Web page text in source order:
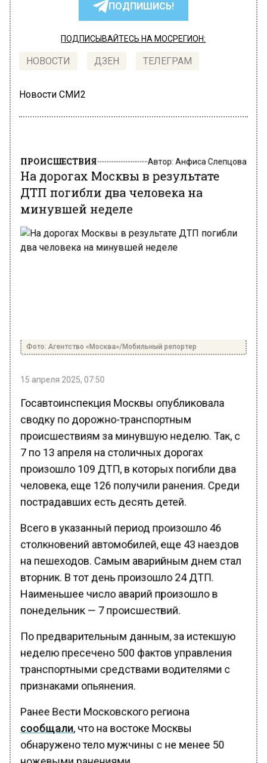
ПОДПИШИСЬ!
ПОДПИСЫВАЙТЕСЬ НА МОСРЕГИОН:
НОВОСТИ ДЗЕН ТЕЛЕГРАМ
Новости СМИ2
ПРОИСШЕСТВИЯ Автор: Анфиса Слепцова
На дорогах Москвы в результате
ДТП погибли два человека на
минувшей неделе
Фото: Агентство «Москва»/Мобильный репортер
15 апреля 2025, 07:50
Госавтоинспекция Москвы опубликовала
сводку по дорожно-транспортным
происшествиям за минувшую неделю. Так, с
7 по 13 апреля на столичных дорогах
произошло 109 ДТП, в которых погибли два
человека, еще 126 получили ранения. Среди
пострадавших есть десять детей.
Всего в указанный период произошло 46
столкновений автомобилей, еще 43 наездов
на пешеходов. Самым аварийным днем стал
вторник. В тот день произошло 24 ДТП.
Наименьшее число аварий произошло в
понедельник — 7 происшествий.
По предварительным данным, за истекшую
неделю пресечено 500 фактов управления
транспортными средствами водителями с
признаками опьянения.
Ранее Вести Московского региона
сообщали, что на востоке Москвы
обнаружено тело мужчины с не менее 50